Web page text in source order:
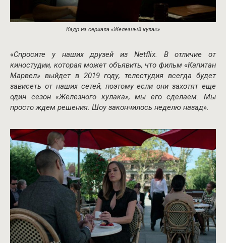
Кадр из сериала «Железный кулак»
«Спросите у наших друзей из Netflix. В отличие от
киностудии, которая может объявить, что фильм «Капитан
Марвел» выйдет в 2019 году, телестудия всегда будет
зависеть от наших сетей, поэтому если они захотят еще
один сезон «Железного кулака», мы его сделаем. Мы
просто ждем решения. Шоу закончилось неделю назад».